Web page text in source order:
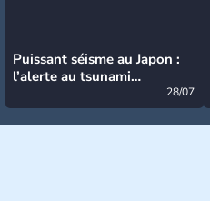
Puissant séisme au Japon :
l’alerte au tsunami
28/07